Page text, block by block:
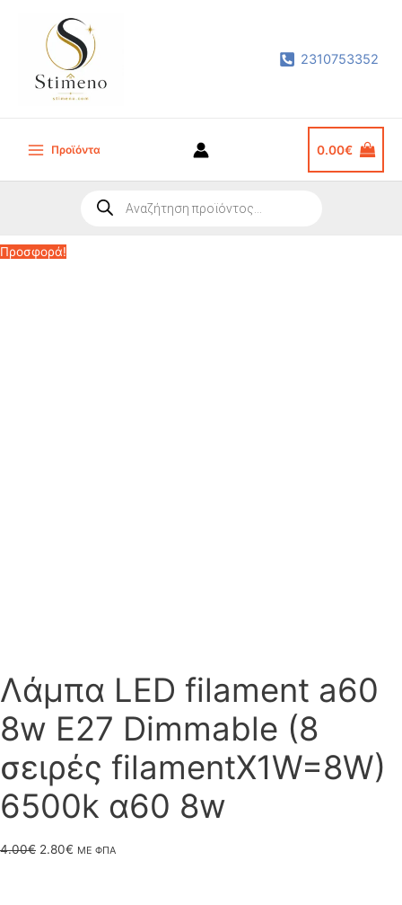
περιεχόμενο
2310753352
Main
Προϊόντα 0.00€
search
Προσφορά!
Λάμπα LED filament a60
8w E27 Dimmable (8
σειρές filamentX1W=8W)
6500k α60 8w
4.00€ Original
2.80€ ΗΜΕ ΦΠΑ